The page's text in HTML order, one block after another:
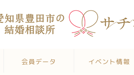
会員データ イベント情報